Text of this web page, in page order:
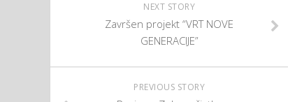
NEXT STORY
Završen projekt “VRT NOVE
GENERACIJE”
PREVIOUS STORY